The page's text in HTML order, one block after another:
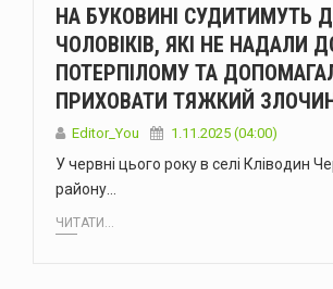
НА БУКОВИНІ СУДИТИМУТЬ
ЧОЛОВІКІВ, ЯКІ НЕ НАДАЛИ
ПОТЕРПІЛОМУ ТА
ПРИХОВАТИ ТЯЖКИЙ
Editor_You 1.11.2025 (04:00)
У червні цього року в селі Кліводин
району…
ЧИТАТИ...